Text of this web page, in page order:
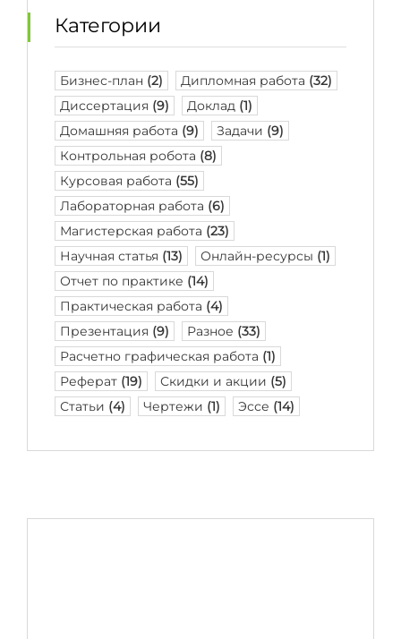
Категории
Бизнес-план (2) Дипломная работа (32)
Диссертация (9) Доклад (1)
Домашняя работа (9) Задачи (9)
Контрольная робота (8)
Курсовая работа (55)
Лабораторная работа (6)
Магистерская работа (23)
Научная статья (13) Онлайн-ресурсы (1)
Отчет по практике (14)
Практическая работа (4)
Презентация (9) Разное (33)
Расчетно графическая работа (1)
Реферат (19) Скидки и акции (5)
Статьи (4) Чертежи (1) Эссе (14)